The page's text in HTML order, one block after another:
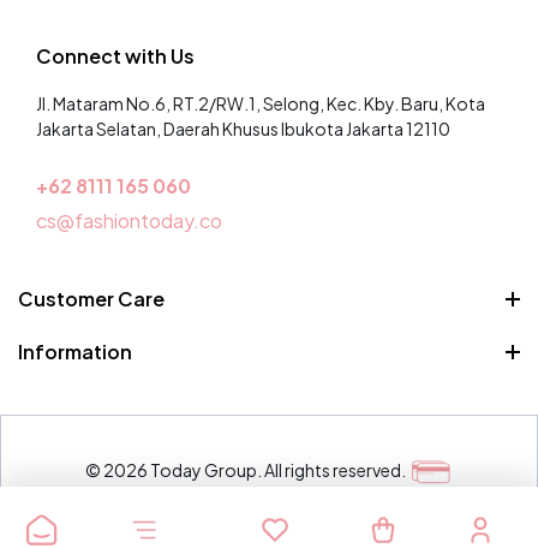
Connect with Us
Jl. Mataram No.6, RT.2/RW.1, Selong, Kec. Kby. Baru, Kota
Jakarta Selatan, Daerah Khusus Ibukota Jakarta 12110
+62 8111 165 060
cs@fashiontoday.co
Customer Care
Kontak
Information
© 2026 Today Group. All rights reserved.
Metode